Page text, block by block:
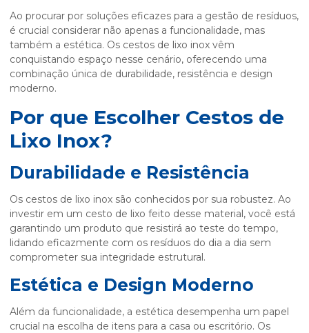
Ao procurar por soluções eficazes para a gestão de resíduos,
é crucial considerar não apenas a funcionalidade, mas
também a estética. Os cestos de lixo inox vêm
conquistando espaço nesse cenário, oferecendo uma
combinação única de durabilidade, resistência e design
moderno.
Por que Escolher Cestos de
Lixo Inox?
Durabilidade e Resistência
Os cestos de lixo inox são conhecidos por sua robustez. Ao
investir em um cesto de lixo feito desse material, você está
garantindo um produto que resistirá ao teste do tempo,
lidando eficazmente com os resíduos do dia a dia sem
comprometer sua integridade estrutural.
Estética e Design Moderno
Além da funcionalidade, a estética desempenha um papel
crucial na escolha de itens para a casa ou escritório. Os